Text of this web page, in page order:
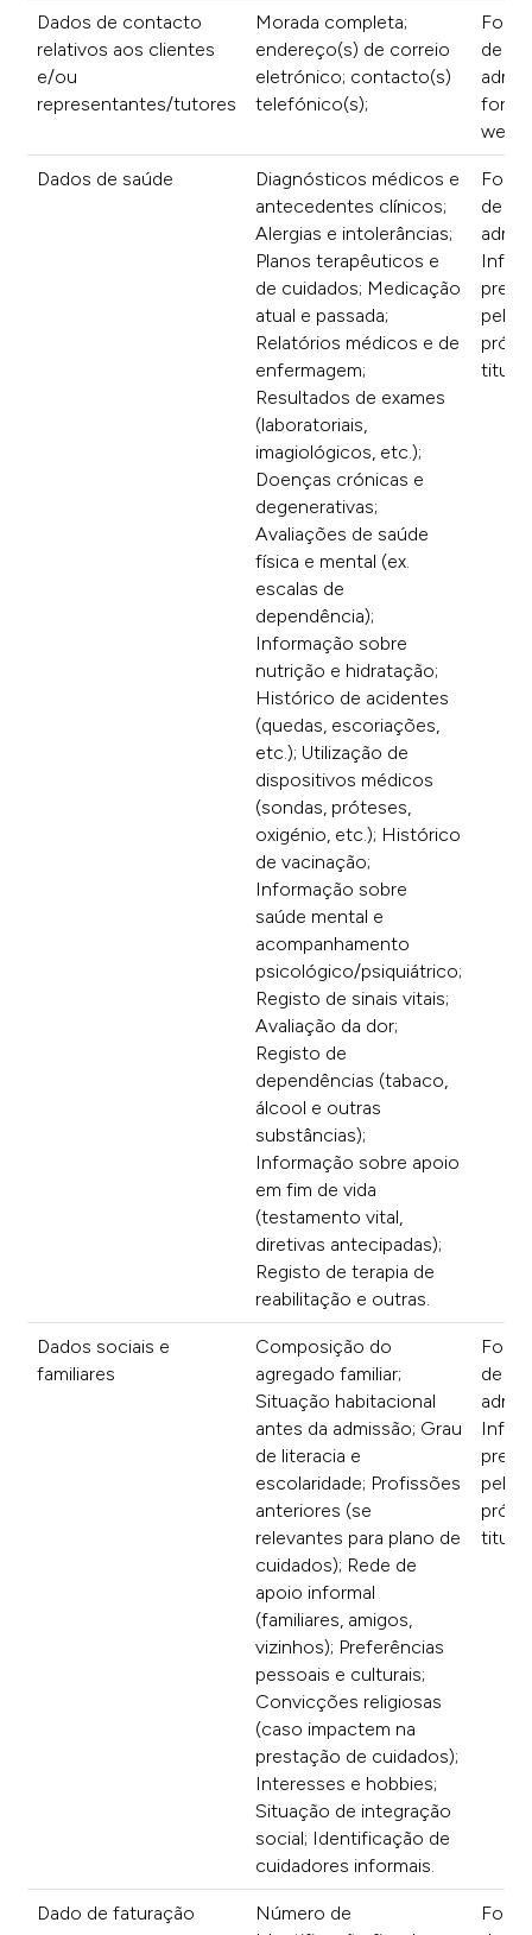
Dados de contacto
relativos aos clientes
e/ou
representantes/tutores
Morada completa;
endereço(s) de correio
eletrónico; contacto(s)
telefónico(s);
de
Dados de saúde
Diagnósticos médicos e
antecedentes clínicos;
Alergias e intolerâncias;
Planos terapêuticos e
de cuidados; Medicação
atual e passada;
Relatórios médicos e de
enfermagem;
Resultados de exames
(laboratoriais,
imagiológicos, etc.);
Doenças crónicas e
degenerativas;
Avaliações de saúde
física e mental (ex.
escalas de
dependência);
Informação sobre
nutrição e hidratação;
Histórico de acidentes
(quedas, escoriações,
etc.); Utilização de
dispositivos médicos
(sondas, próteses,
oxigénio, etc.); Histórico
de vacinação;
Informação sobre
saúde mental e
acompanhamento
psicológico/psiquiátrico;
Registo de sinais vitais;
Avaliação da dor;
Registo de
dependências (tabaco,
álcool e outras
substâncias);
Informação sobre apoio
em fim de vida
(testamento vital,
diretivas antecipadas);
Registo de terapia de
reabilitação e outras.
de
pelos
Dados sociais e
familiares
Composição do
agregado familiar;
Situação habitacional
antes da admissão; Grau
de literacia e
escolaridade; Profissões
anteriores (se
relevantes para plano de
cuidados); Rede de
apoio informal
(familiares, amigos,
vizinhos); Preferências
pessoais e culturais;
Convicções religiosas
(caso impactem na
prestação de cuidados);
Interesses e hobbies;
Situação de integração
social; Identificação de
cuidadores informais.
de
pelos
Dado de faturação
Número de